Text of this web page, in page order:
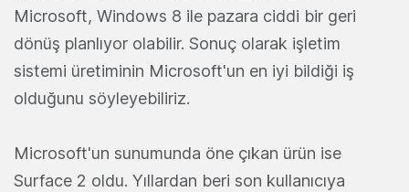
Microsoft, Windows 8 ile pazara ciddi bir geri
dönüş planlıyor olabilir. Sonuç olarak işletim
sistemi üretiminin Microsoft'un en iyi bildiği iş
olduğunu söyleyebiliriz.
Microsoft'un sunumunda öne çıkan ürün ise
Surface 2 oldu. Yıllardan beri son kullanıcıya